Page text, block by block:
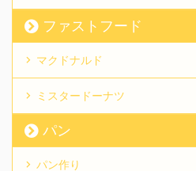
ファストフード
マクドナルド
ミスタードーナツ
パン
パン作り